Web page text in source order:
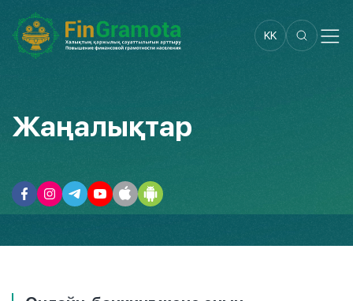
KK
Жаңалықтар